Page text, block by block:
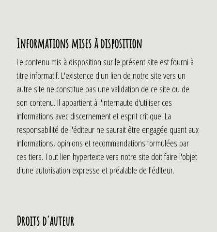
Informations mises à disposition
Le contenu mis à disposition sur le présent site est fourni à
titre informatif. L'existence d'un lien de notre site vers un
autre site ne constitue pas une validation de ce site ou de
son contenu. Il appartient à l'internaute d'utiliser ces
informations avec discernement et esprit critique. La
responsabilité de l'éditeur ne saurait être engagée quant aux
informations, opinions et recommandations formulées par
ces tiers. Tout lien hypertexte vers notre site doit faire l'objet
d'une autorisation expresse et préalable de l'éditeur.
Droits d'auteur